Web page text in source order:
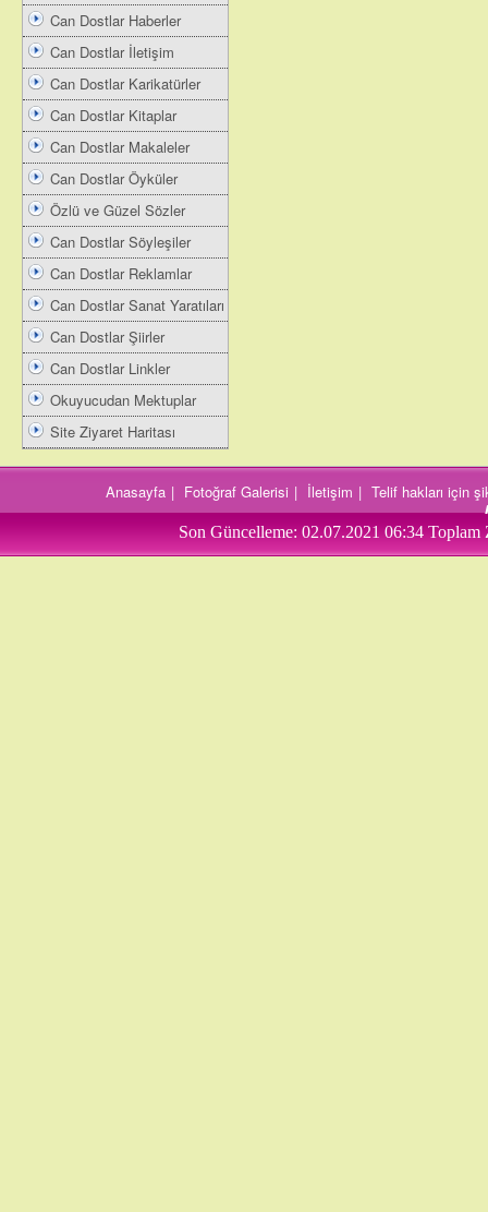
Can Dostlar Haberler
Can Dostlar İletişim
Can Dostlar Karikatürler
Can Dostlar Kitaplar
Can Dostlar Makaleler
Can Dostlar Öyküler
Özlü ve Güzel Sözler
Can Dostlar Söyleşiler
Can Dostlar Reklamlar
Can Dostlar Sanat Yaratıları
Can Dostlar Şiirler
Can Dostlar Linkler
Okuyucudan Mektuplar
Site Ziyaret Haritası
Anasayfa | Fotoğraf Galerisi | İletişim | Telif hakları için
Son Güncelleme: 02.07.2021 06:34 Toplam